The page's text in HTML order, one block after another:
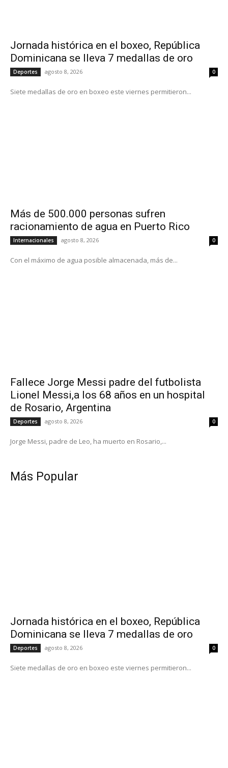
Jornada histórica en el boxeo, República
Dominicana se lleva 7 medallas de oro
Deportes agosto 8, 2026 0
Siete medallas de oro en boxeo este viernes permitieron...
Más de 500.000 personas sufren
racionamiento de agua en Puerto Rico
Internacionales agosto 8, 2026 0
Con el máximo de agua posible almacenada, más de...
Fallece Jorge Messi padre del futbolista
Lionel Messi,a los 68 años en un hospital
de Rosario, Argentina
Deportes agosto 8, 2026 0
Jorge Messi, padre de Leo, ha muerto en Rosario,...
Más Popular
Jornada histórica en el boxeo, República
Dominicana se lleva 7 medallas de oro
Deportes agosto 8, 2026 0
Siete medallas de oro en boxeo este viernes permitieron...